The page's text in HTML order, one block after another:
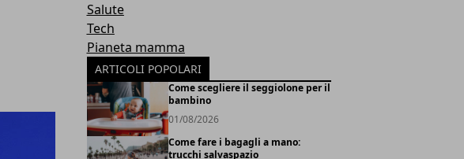
Salute
Tech
Pianeta mamma
ARTICOLI POPOLARI
Come scegliere il seggiolone per il
bambino
01/08/2026
Come fare i bagagli a mano:
trucchi salvaspazio